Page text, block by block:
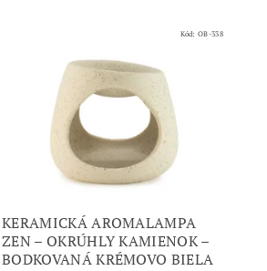
Kód:OB-338
KERAMICKÁ AROMALAMPA
ZEN – OKRÚHLY KAMIENOK –
BODKOVANÁ KRÉMOVO BIELA